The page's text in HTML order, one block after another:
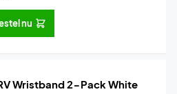
nu
Wristband 2-Pack White